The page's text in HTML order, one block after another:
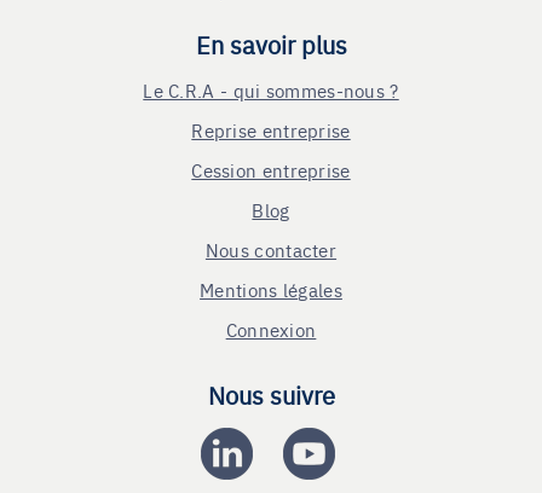
En savoir plus
Le C.R.A - qui sommes-nous ?
Reprise entreprise
Cession entreprise
Blog
Nous contacter
Mentions légales
Connexion
Nous suivre